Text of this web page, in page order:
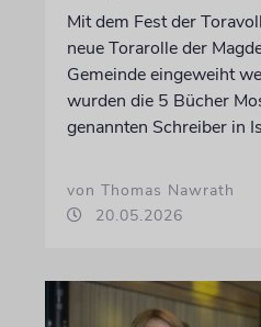
Mit dem Fest der
neue Torarolle der
Gemeinde eingeweiht
wurden die 5 Bücher
genannten Schreiber in
von Thomas Nawrath
20.05.2026